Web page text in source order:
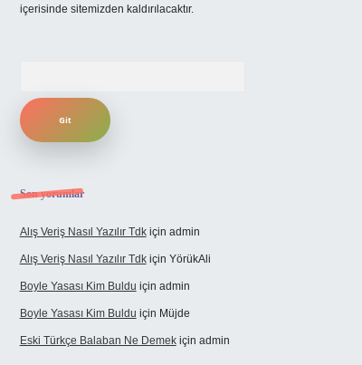
içerisinde sitemizden kaldırılacaktır.
Son yorumlar
Alış Veriş Nasıl Yazılır Tdkiçin admin
Alış Veriş Nasıl Yazılır Tdkiçin YörükAli
Boyle Yasası Kim Buldu için admin
Boyle Yasası Kim Buldu için Müjde
Eski Türkçe Balaban Ne Demekiçin admin